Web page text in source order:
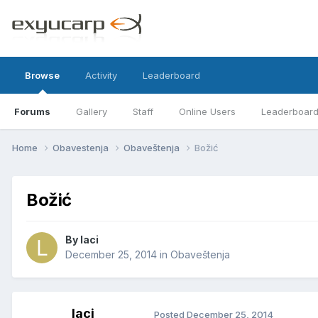
Browse
Forums Gallery Staff Online Users Leaderboard
Activity Leaderboard
Home Obavestenja Obaveštenja Božić
Božić
By laci
December 25, 2014 in Obaveštenja
laci Posted December 25, 2014